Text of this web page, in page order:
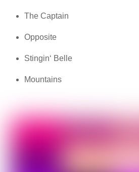
The Captain
Opposite
Stingin‘ Belle
Mountains